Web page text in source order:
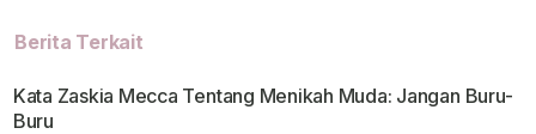
Berita Terkait
Kata Zaskia Mecca Tentang Menikah Muda: Jangan Buru-
Buru